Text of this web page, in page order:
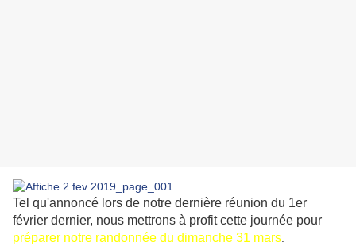
Tel qu'annoncé lors de notre dernière réunion du 1er
février dernier, nous mettrons à profit cette journée pour
préparer notre randonnée du dimanche 31 mars